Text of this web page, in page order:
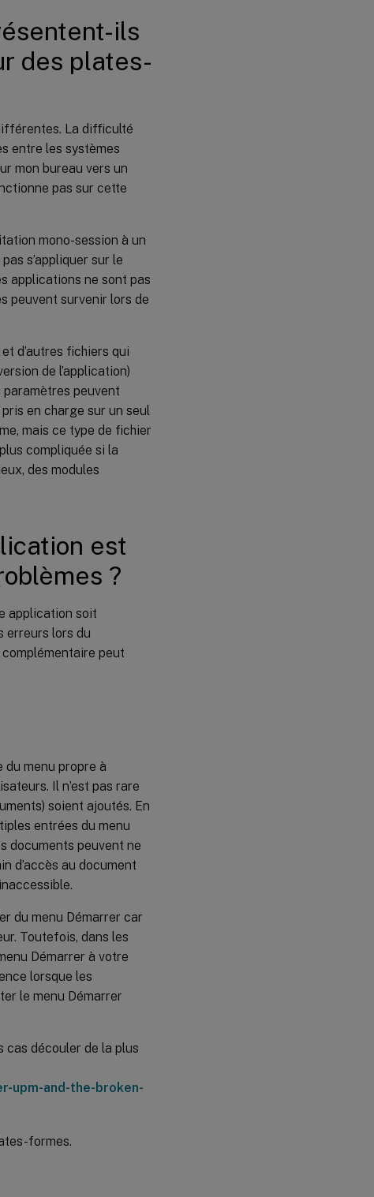
ils
des plates-
La difficulté
entre les systèmes
mon bureau vers un
pas sur cette
mono-session à un
s’appliquer sur le
applications ne sont pas
peuvent survenir lors de
d’autres fichiers qui
de l’application)
paramètres peuvent
en charge sur un seul
mais ce type de fichier
compliquée si la
des modules
est
?
application soit
erreurs lors du
complémentaire peut
menu propre à
Il n’est pas rare
soient ajoutés. En
entrées du menu
documents peuvent ne
d’accès au document
du menu Démarrer car
Toutefois, dans les
Démarrer à votre
lorsque les
le menu Démarrer
cas découler de la plus
upm-and-the-broken-
formes.